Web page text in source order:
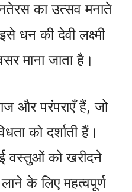
का उत्सव मनाते
धन की देवी लक्ष्मी
माना जाता है।
और परंपराएँ हैं, जो
को दर्शाती हैं।
वस्तुओं को खरीदने
के लिए महत्वपूर्ण